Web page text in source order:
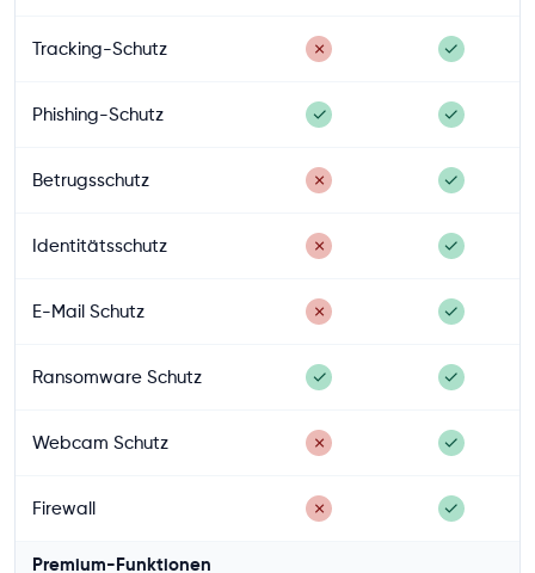
Tracking-Schutz ✗ ✓
Phishing-Schutz ✓ ✓
Betrugsschutz ✗ ✓
Identitätsschutz ✗ ✓
E-Mail Schutz ✗ ✓
Ransomware Schutz ✓ ✓
Webcam Schutz ✗ ✓
Firewall ✗ ✓
Premium-Funktionen